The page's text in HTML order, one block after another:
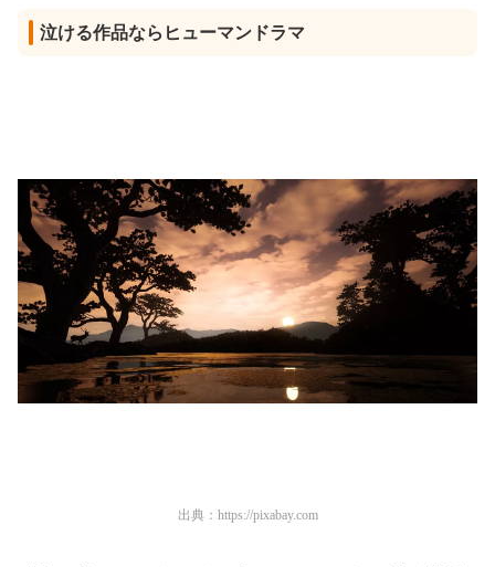
泣ける作品ならヒューマンドラマ
出典： https://pixabay.com